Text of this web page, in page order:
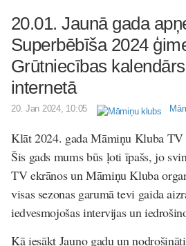
20.01. Jaunā gada
Superbēbīša 2024
Grūtniecības
internetā
20. Jan 2024, 10:05
Klāt 2024. gada Māmiņu Kluba
Šis gads mums būs ļoti īpašs, jo
TV ekrānos un Māmiņu Kluba
visas sezonas garumā tevi gaida
iedvesmojošas intervijas un
Kā iesākt Jauno gadu un